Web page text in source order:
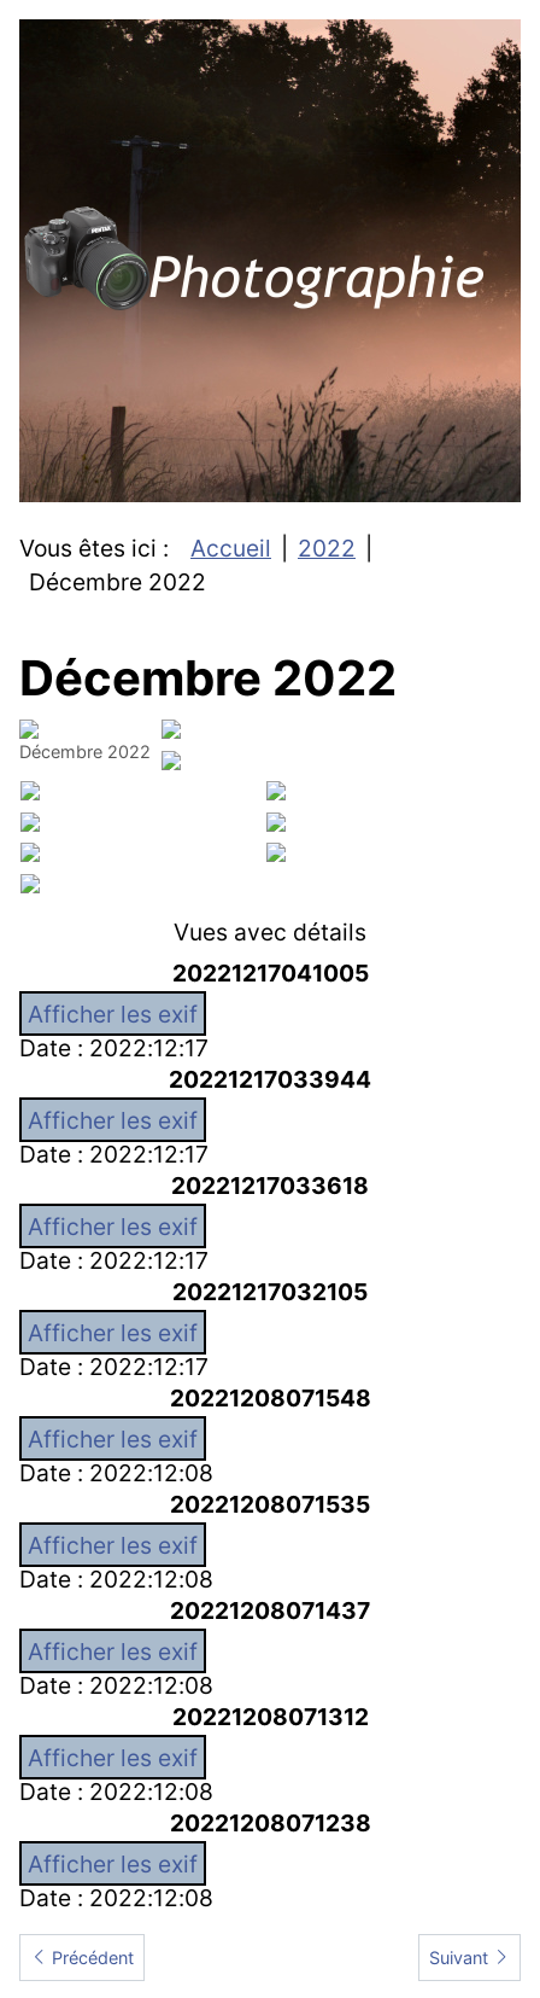
SKIP TO MAIN CONTENT
Vous êtes ici : Accueil
2022
Décembre 2022
Décembre 2022
Décembre 2022
Vues avec détails
20221217041005
Afficher les exif
Date : 2022:12:17
20221217033944
Afficher les exif
Date : 2022:12:17
20221217033618
Afficher les exif
Date : 2022:12:17
20221217032105
Afficher les exif
Date : 2022:12:17
20221208071548
Afficher les exif
Date : 2022:12:08
20221208071535
Afficher les exif
Date : 2022:12:08
20221208071437
Afficher les exif
Date : 2022:12:08
20221208071312
Afficher les exif
Date : 2022:12:08
20221208071238
Afficher les exif
Date : 2022:12:08
Article précédent : Février 2021
Précédent Article
Suivant